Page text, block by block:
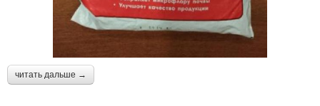
читать дальше →